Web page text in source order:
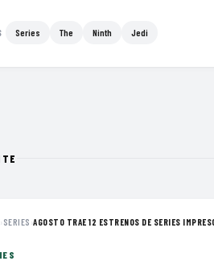
Series The Ninth Jedi
› SERIES ›AGOSTO TRAE 12 ESTRENOS DE SERIES